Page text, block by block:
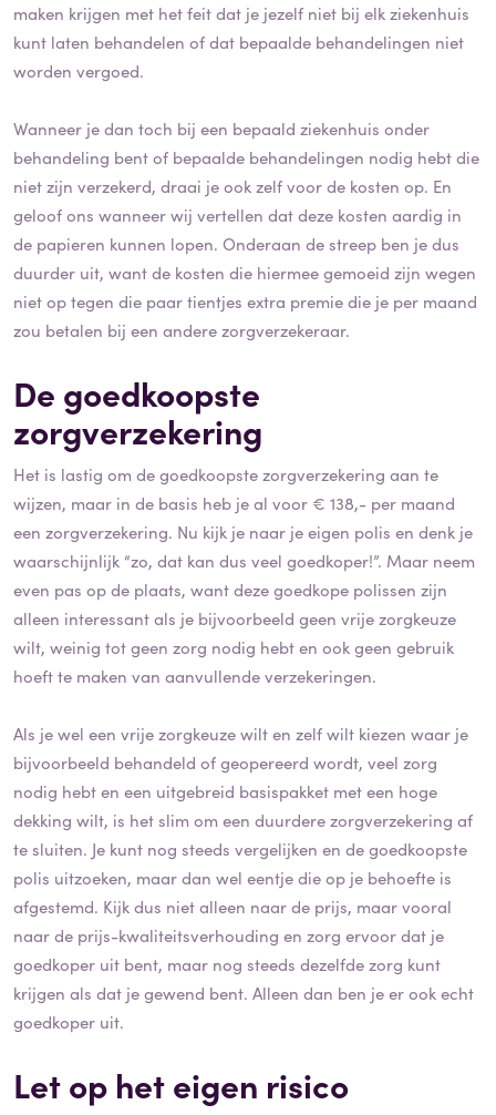
maken krijgen met het feit dat je jezelf niet bij elk ziekenhuis
kunt laten behandelen of dat bepaalde behandelingen niet
worden vergoed.
Wanneer je dan toch bij een bepaald ziekenhuis onder
behandeling bent of bepaalde behandelingen nodig hebt die
niet zijn verzekerd, draai je ook zelf voor de kosten op. En
geloof ons wanneer wij vertellen dat deze kosten aardig in
de papieren kunnen lopen. Onderaan de streep ben je dus
duurder uit, want de kosten die hiermee gemoeid zijn wegen
niet op tegen die paar tientjes extra premie die je per maand
zou betalen bij een andere zorgverzekeraar.
De goedkoopste
zorgverzekering
Het is lastig om de goedkoopste zorgverzekering aan te
wijzen, maar in de basis heb je al voor € 138,- per maand
een zorgverzekering. Nu kijk je naar je eigen polis en denk je
waarschijnlijk “zo, dat kan dus veel goedkoper!”. Maar neem
even pas op de plaats, want deze goedkope polissen zijn
alleen interessant als je bijvoorbeeld geen vrije zorgkeuze
wilt, weinig tot geen zorg nodig hebt en ook geen gebruik
hoeft te maken van aanvullende verzekeringen.
Als je wel een vrije zorgkeuze wilt en zelf wilt kiezen waar je
bijvoorbeeld behandeld of geopereerd wordt, veel zorg
nodig hebt en een uitgebreid basispakket met een hoge
dekking wilt, is het slim om een duurdere zorgverzekering af
te sluiten. Je kunt nog steeds vergelijken en de goedkoopste
polis uitzoeken, maar dan wel eentje die op je behoefte is
afgestemd. Kijk dus niet alleen naar de prijs, maar vooral
naar de prijs-kwaliteitsverhouding en zorg ervoor dat je
goedkoper uit bent, maar nog steeds dezelfde zorg kunt
krijgen als dat je gewend bent. Alleen dan ben je er ook echt
goedkoper uit.
Let op het eigen risico